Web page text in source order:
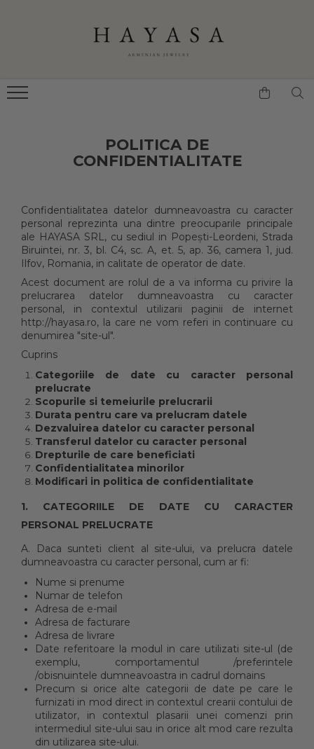
INELE CU LANȚ
PIETRE
INELE FĂRĂ PIETRE
CERCEI FĂRĂ PIETRE
BRĂȚĂRI CU INEL
COLIERE/PANDANTIVE
PANDANTIVE
POLITICA DE
CONFIDENTIALITATE
Confidentialitatea datelor dumneavoastra cu caracter
personal reprezinta una dintre preocuparile principale
ale HAYASA SRL, cu sediul in Popești-Leordeni, Strada
Biruintei, nr. 3, bl. C4, sc. A, et. 5, ap. 36, camera 1, jud.
Ilfov, Romania, in calitate de operator de date.
Acest document are rolul de a va informa cu privire la
prelucrarea datelor dumneavoastra cu caracter
personal, in contextul utilizarii paginii de internet
http://hayasa.ro, la care ne vom referi in continuare cu
denumirea "site-ul".
Cuprins
Categoriile de date cu caracter personal
prelucrate
Scopurile si temeiurile prelucrarii
Durata pentru care va prelucram datele
Dezvaluirea datelor cu caracter personal
Transferul datelor cu caracter personal
Drepturile de care beneficiati
Confidentialitatea minorilor
Modificari in politica de confidentialitate
1. CATEGORIILE DE DATE CU CARACTER
PERSONAL PRELUCRATE
A. Daca sunteti client al site-ului, va prelucra datele
dumneavoastra cu caracter personal, cum ar fi:
Nume si prenume
Numar de telefon
Adresa de e-mail
Adresa de facturare
Adresa de livrare
Date referitoare la modul in care utilizati site-ul (de
exemplu, comportamentul /preferintele
/obisnuintele dumneavoastra in cadrul domains
Precum si orice alte categorii de date pe care le
furnizati in mod direct in contextul crearii contului de
utilizator, in contextul plasarii unei comenzi prin
intermediul site-ului sau in orice alt mod care rezulta
din utilizarea site-ului.